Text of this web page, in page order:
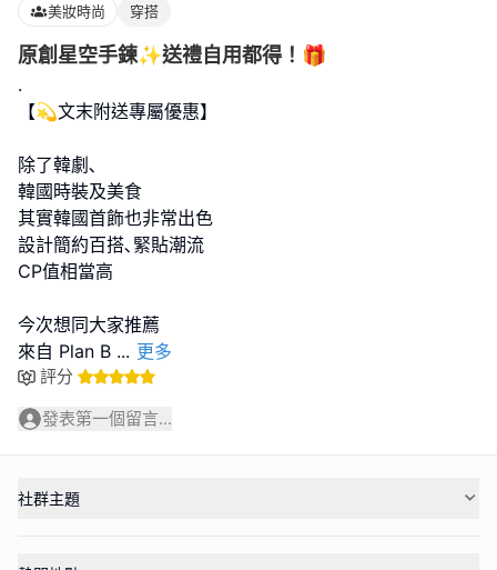
美妝時尚 穿搭
原創星空手鍊✨送禮自用都得！🎁
.
【💫文末附送專屬優惠】
除了韓劇､
韓國時裝及美食
其實韓國首飾也非常出色
設計簡約百搭､緊貼潮流
CP值相當高
今次想同大家推薦
來自 Plan B ... 更多
評分
發表第一個留言...
社群主題